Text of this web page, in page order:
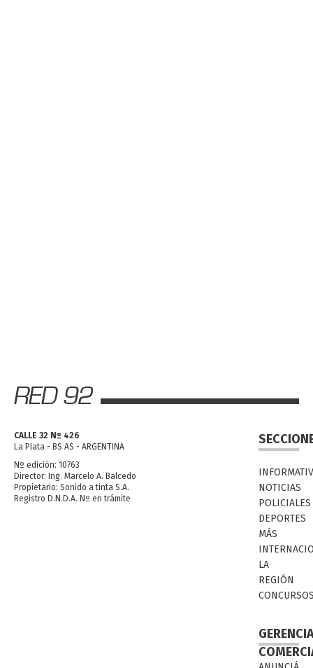
CALLE 32 Nº 426
La Plata - BS AS - ARGENTINA
Nº edición: 10763
Director: Ing. Marcelo A. Balcedo
Propietario: Sonido a tinta S.A.
Registro D.N.D.A. Nº en trámite
NOTICIAS
POLICIALES
DEPORTES
MÁS
LA
REGIÓN